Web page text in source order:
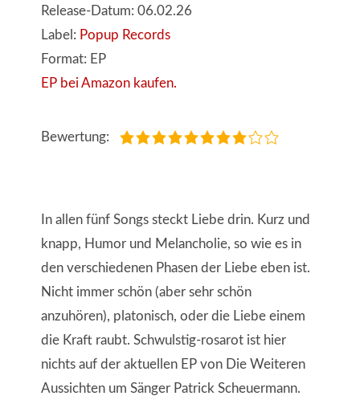
Release-Datum: 06.02.26
Label: Popup Records
Format: EP
EP bei Amazon kaufen.
Bewertung:
In allen fünf Songs steckt Liebe drin. Kurz und
knapp, Humor und Melancholie, so wie es in
den verschiedenen Phasen der Liebe eben ist.
Nicht immer schön (aber sehr schön
anzuhören), platonisch, oder die Liebe einem
die Kraft raubt. Schwulstig-rosarot ist hier
nichts auf der aktuellen EP von Die Weiteren
Aussichten um Sänger Patrick Scheuermann.